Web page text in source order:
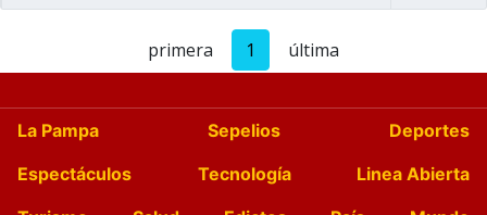
primera 1 última
La Pampa Sepelios
Deportes
Espectáculos
Tecnología
Linea Abierta